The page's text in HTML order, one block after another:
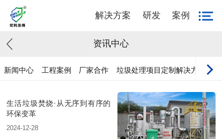
解决方案 研发 案例
资讯中心
新闻中心 工程案例 厂家合作 垃圾处理项目定制解决方案
生活垃圾焚烧·从无序到有序的
环保变革
2024-12-28